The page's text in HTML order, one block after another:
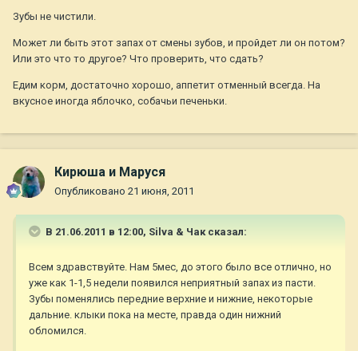
Зубы не чистили.
Может ли быть этот запах от смены зубов, и пройдет ли он потом?
Или это что то другое? Что проверить, что сдать?
Едим корм, достаточно хорошо, аппетит отменный всегда. На
вкусное иногда яблочко, собачьи печеньки.
Кирюша и Маруся
Опубликовано 21 июня, 2011
В 21.06.2011 в 12:00, Silva & Чак сказал:
Всем здравствуйте. Нам 5мес, до этого было все отлично, но
уже как 1-1,5 недели появился неприятный запах из пасти.
Зубы поменялись передние верхние и нижние, некоторые
дальние. клыки пока на месте, правда один нижний
обломился.